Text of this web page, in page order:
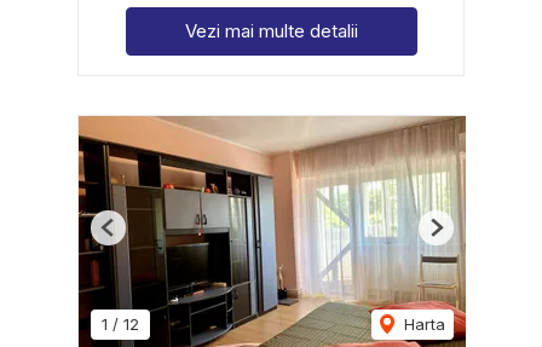
Vezi mai multe detalii
1 / 12 Harta
Previous Next